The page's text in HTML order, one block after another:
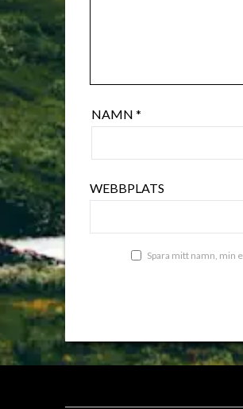
NAMN*
WEBBPLATS
Spara mitt namn, min